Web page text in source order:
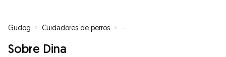
Gudog » Cuidadores de perros » Cuidadores de perros en
Sobre Dina